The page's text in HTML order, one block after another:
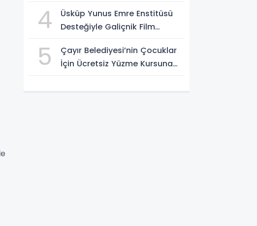
4
Üsküp Yunus Emre Enstitüsü
Desteğiyle Galiçnik Film
5
Çayır Belediyesi’nin Çocuklar
İçin Ücretsiz Yüzme Kursuna